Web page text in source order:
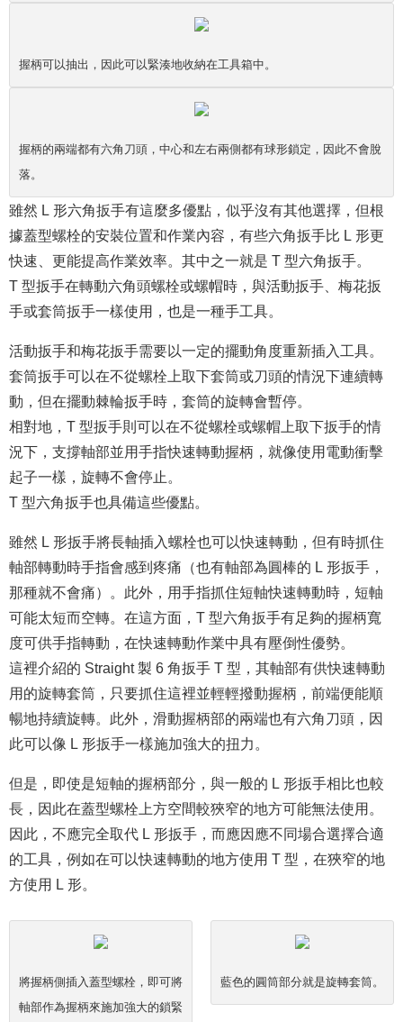
握柄可以抽出，因此可以緊湊地收納在工具箱中。
握柄的兩端都有六角刀頭，中心和左右兩側都有球形鎖定，因此不會脫
落。
雖然 L 形六角扳手有這麼多優點，似乎沒有其他選擇，但根
據蓋型螺栓的安裝位置和作業內容，有些六角扳手比 L 形更
快速、更能提高作業效率。其中之一就是 T 型六角扳手。
T 型扳手在轉動六角頭螺栓或螺帽時，與活動扳手、梅花扳
手或套筒扳手一樣使用，也是一種手工具。
活動扳手和梅花扳手需要以一定的擺動角度重新插入工具。
套筒扳手可以在不從螺栓上取下套筒或刀頭的情況下連續轉
動，但在擺動棘輪扳手時，套筒的旋轉會暫停。
相對地，T 型扳手則可以在不從螺栓或螺帽上取下扳手的情
況下，支撐軸部並用手指快速轉動握柄，就像使用電動衝擊
起子一樣，旋轉不會停止。
T 型六角扳手也具備這些優點。
雖然 L 形扳手將長軸插入螺栓也可以快速轉動，但有時抓住
軸部轉動時手指會感到疼痛（也有軸部為圓棒的 L 形扳手，
那種就不會痛）。此外，用手指抓住短軸快速轉動時，短軸
可能太短而空轉。在這方面，T 型六角扳手有足夠的握柄寬
度可供手指轉動，在快速轉動作業中具有壓倒性優勢。
這裡介紹的 Straight 製 6 角扳手 T 型，其軸部有供快速轉動
用的旋轉套筒，只要抓住這裡並輕輕撥動握柄，前端便能順
暢地持續旋轉。此外，滑動握柄部的兩端也有六角刀頭，因
此可以像 L 形扳手一樣施加強大的扭力。
但是，即使是短軸的握柄部分，與一般的 L 形扳手相比也較
長，因此在蓋型螺栓上方空間較狹窄的地方可能無法使用。
因此，不應完全取代 L 形扳手，而應因應不同場合選擇合適
的工具，例如在可以快速轉動的地方使用 T 型，在狹窄的地
方使用 L 形。
將握柄側插入蓋型螺栓，即可將
軸部作為握柄來施加強大的鎖緊
藍色的圓筒部分就是旋轉套筒。